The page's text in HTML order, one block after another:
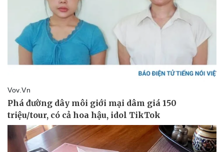
Tư vấn luật
Việt Nam
Phân tích